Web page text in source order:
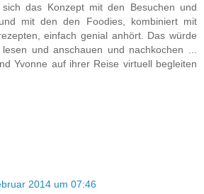
sich das Konzept mit den Besuchen und
mit den den Foodies, kombiniert mit
einfach genial anhört. Das würde
und anschauen und nachkochen ...
Yvonne auf ihrer Reise virtuell begleiten
2014 um 07:46